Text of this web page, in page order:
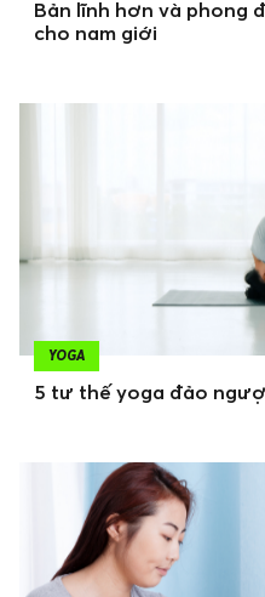
Bản lĩnh hơn và phong
cho nam giới
YOGA
5 tư thế yoga đảo